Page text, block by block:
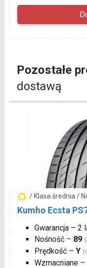
Pozostałe
dostawą
/ Klasa średnia /
Kumho Ecsta
Gwarancja – 2
Nośność – 89
Prędkość – Y
Wzmacniane –